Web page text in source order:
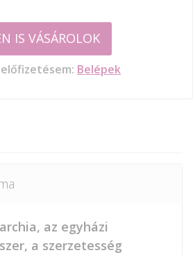
IS VÁSÁROLOK
Belépek
az egyházi
a szerzetesség